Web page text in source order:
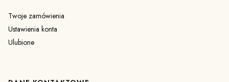
Twoje zamówienia
Ustawienia konta
Ulubione